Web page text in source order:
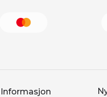
Informasjon